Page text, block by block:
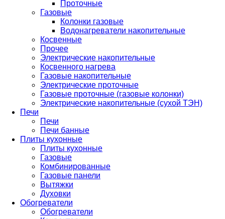
Проточные
Газовые
Колонки газовые
Водонагреватели накопительные
Косвенные
Прочее
Электрические накопительные
Косвенного нагрева
Газовые накопительные
Электрические проточные
Газовые проточные (газовые колонки)
Электрические накопительные (сухой ТЭН)
Печи
Печи
Печи банные
Плиты кухонные
Плиты кухонные
Газовые
Комбинированные
Газовые панели
Вытяжки
Духовки
Обогреватели
Обогреватели